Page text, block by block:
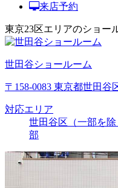
来店予約
東京23区エリアのショー
世田谷ショールーム
〒158-0083 東京都世田谷
対応エリア
世田谷区（一部を
部